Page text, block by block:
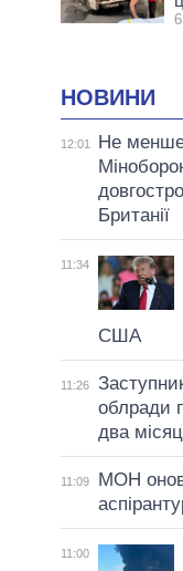
НОВИНИ
12:01
Не
Британії
11:34
США
11:26
облради
два
11:09
МОН
11:00